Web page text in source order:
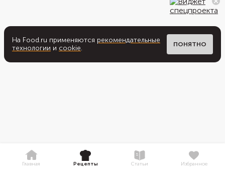
На Food.ru применяются рекомендательные
технологии и cookie. ПОНЯТНО
Главная Рецепты Статьи Избранное